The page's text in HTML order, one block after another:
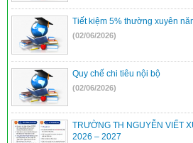
Tiết kiệm 5% thường xuyên
(02/06/2026)
Quy chế chi tiêu nội bộ
(02/06/2026)
TRƯỜNG TH NGUYỄN VIẾT
2026 – 2027